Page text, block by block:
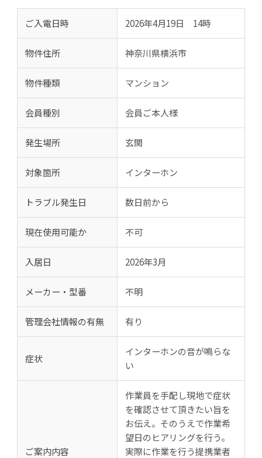
ご入電日時 2026年4月19日 14時
物件住所 神奈川県横浜市
物件種類 マンション
会員種別 会員ご本人様
発生場所 玄関
対象箇所 インターホン
トラブル発生日 数日前から
現在使用可能か 不可
入居日 2026年3月
メーカー・型番 不明
管理会社情報の有無 有り
症状
インターホンの音が鳴らな
い
ご案内内容
作業員を手配し現地で症状
を確認させて頂きたい旨を
お伝え。そのうえで作業希
望日のヒアリングを行う。
実際に作業を行う提携業者